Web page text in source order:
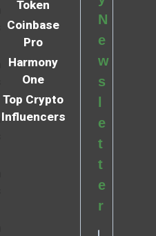
Token
Coinbase
Pro
Harmony
One
Top Crypto
Influencers
N
e
w
s
e
t
t
e
r